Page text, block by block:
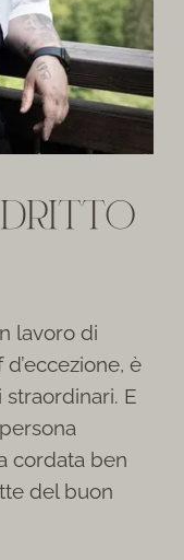
lavoro di
è
E
cordata ben
del buon